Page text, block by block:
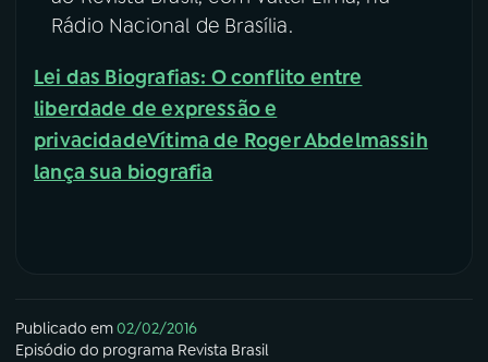
Rádio Nacional de Brasília.
Lei das Biografias: O conflito entre
liberdade de expressão e
privacidadeVítima de Roger Abdelmassih
lança sua biografia
Publicado em02/02/2016
Episódio do programa Revista Brasil